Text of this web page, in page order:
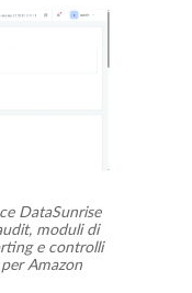
DataSunrise
moduli di
e controlli
Amazon